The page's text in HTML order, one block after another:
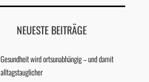
NEUESTE BEITRÄGE
Gesundheit wird ortsunabhängig – und damit
alltagstauglicher